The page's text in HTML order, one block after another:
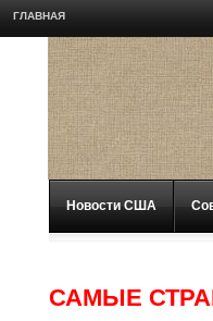
ГЛАВНАЯ
Новости США
САМЫЕ